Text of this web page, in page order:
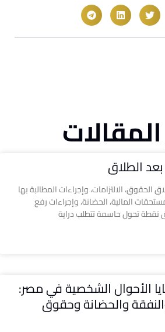
الطلاق
الالتزامات، وإجراءات المطالبة بها
المالية، الحضانة، وإجراءات رفع
نقطة تحول حاسمة تتطلب دراية
الأحوال الشخصية في مصر:
والحضانة وحقوق